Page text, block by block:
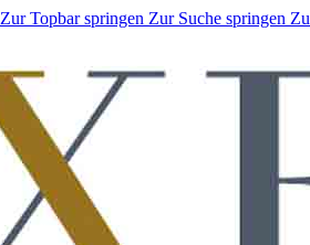
Zur Topbar springen Zur Suche springen